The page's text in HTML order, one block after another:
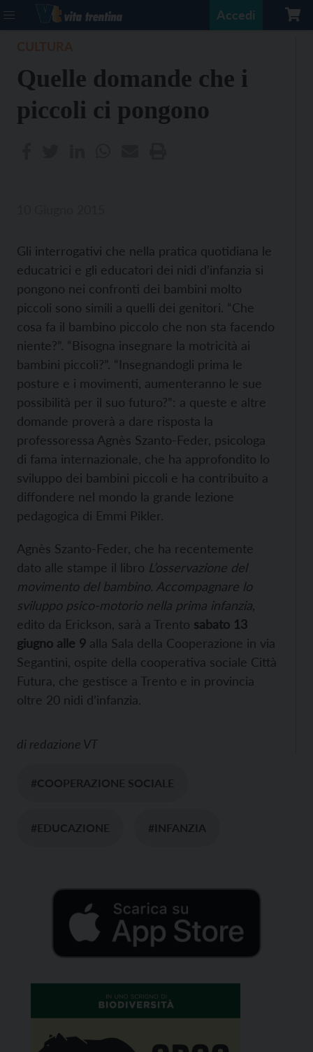
Accedi
Quelle domande che i
piccoli ci pongono
Gli interrogativi che nella pratica quotidiana le
educatrici e gli educatori dei nidi d’infanzia si
pongono nei confronti dei bambini molto
piccoli sono simili a quelli dei genitori. “Che
cosa fa il bambino piccolo che non sta facendo
niente?”. “Bisogna insegnare la motricità ai
bambini piccoli?”. “Insegnandogli prima le
posture e i movimenti, aumenteranno le sue
possibilità per il suo futuro?”: a queste e altre
domande proverà a dare risposta la
professoressa Agnès Szanto-Feder, psicologa
di fama internazionale, che ha approfondito lo
sviluppo dei bambini piccoli e ha contribuito a
diffondere nel mondo la grande lezione
pedagogica di Emmi Pikler.
Agnès Szanto-Feder, che ha recentemente
dato alle stampe il libro L’osservazione del
movimento del bambino. Accompagnare lo
sviluppo psico-motorio nella prima infanzia
edito da Erickson, sarà a Trento sabato 13
giugno alle 9 alla Sala della Cooperazione in via
Segantini, ospite della cooperativa sociale Città
Futura, che gestisce a Trento e in provincia
oltre 20 nidi d’infanzia.
di redazione VT
#COOPERAZIONE SOCIALE
#EDUCAZIONE #INFANZIA